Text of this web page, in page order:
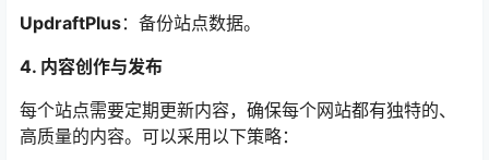
UpdraftPlus：备份站点数据。
4. 内容创作与发布
每个站点需要定期更新内容，确保每个网站都有独特的、
高质量的内容。可以采用以下策略：